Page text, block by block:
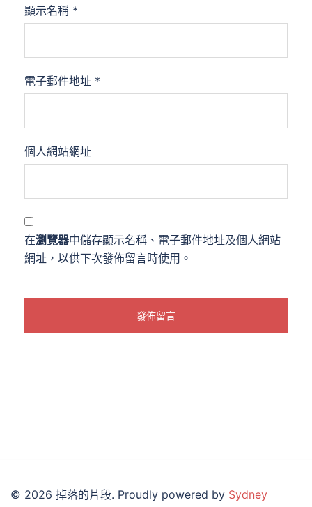
顯示名稱 *
電子郵件地址 *
個人網站網址
在瀏覽器中儲存顯示名稱、電子郵件地址及個人網站
網址，以供下次發佈留言時使用。
© 2026 掉落的片段. Proudly powered by Sydney